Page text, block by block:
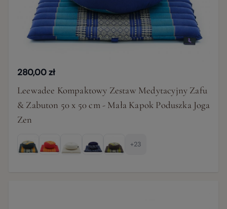
280,00 zł
Leewadee Kompaktowy Zestaw Medytacyjny Zafu
& Zabuton 50 x 50 cm - Mała Kapok Poduszka Joga
Zen
+23